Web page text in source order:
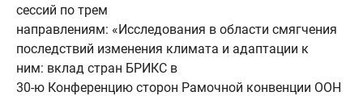
сессий по трем
направлениям: «Исследования в области смягчения
последствий изменения климата и адаптации к
ним: вклад стран БРИКС в
30-ю Конференцию сторон Рамочной конвенции ООН